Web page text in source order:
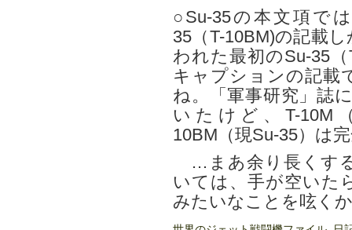
○Su-35の本文項で
35（T-10BM)の記載
われた最初のSu-35
キャプションの記載
ね。「軍事研究」誌
いたけど、T-10M
10BM（現Su-35）は
…まあ余り長くす
いては、手が空いた
みたいなことを呟く